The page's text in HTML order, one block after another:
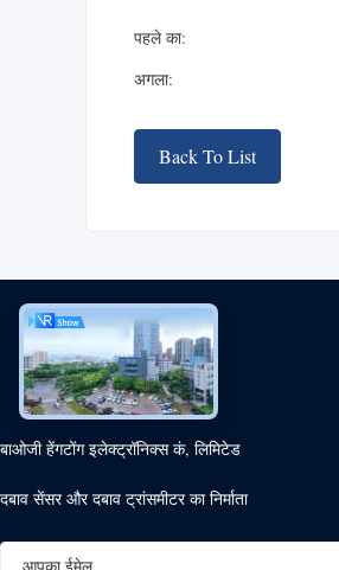
पहले का:
अगला:
Back To List
बाओजी हेंगटोंग इलेक्ट्रॉनिक्स कं, लिमिटेड
दबाव सेंसर और दबाव ट्रांसमीटर का निर्माता